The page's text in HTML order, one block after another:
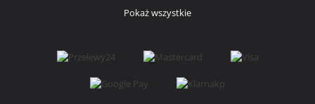
Pokaż wszystkie